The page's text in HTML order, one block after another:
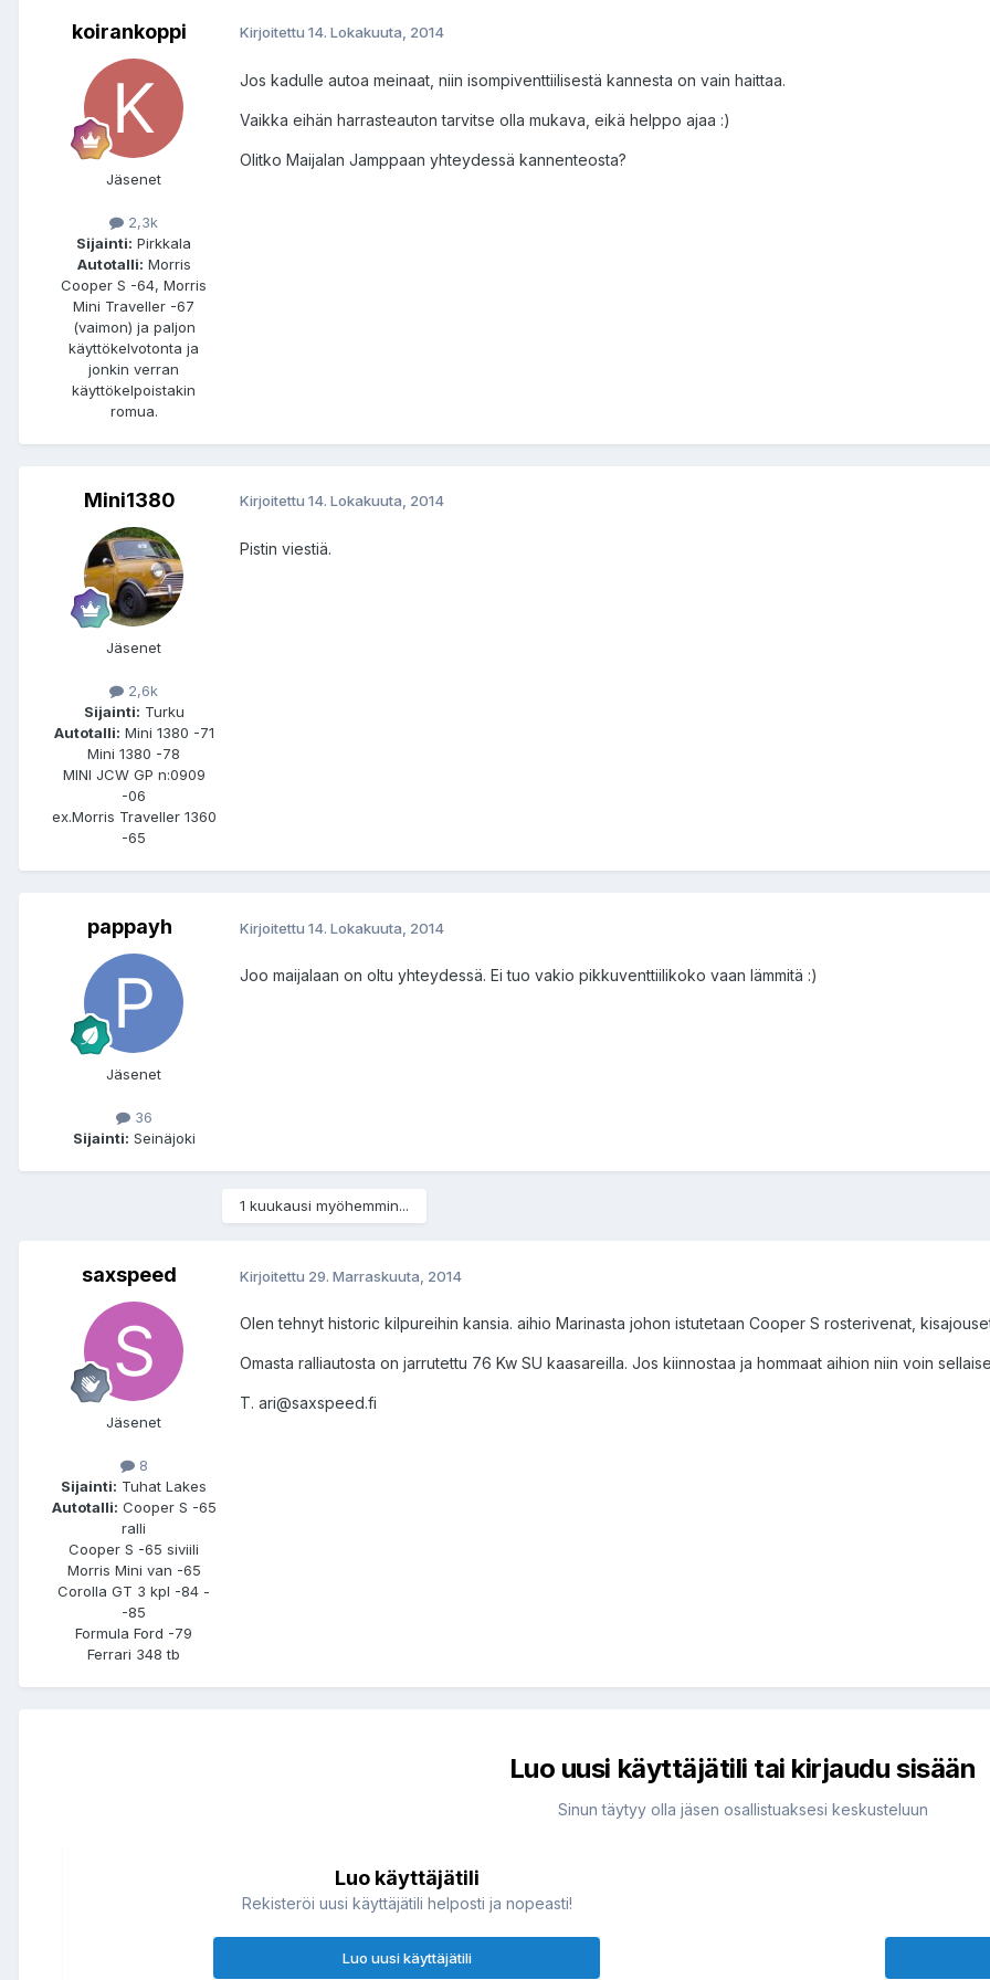
koirankoppi
Jäsenet
2,3k
Sijainti: Pirkkala
Autotalli: Morris
Cooper S -64, Morris
Mini Traveller -67
(vaimon) ja paljon
käyttökelvotonta ja
jonkin verran
käyttökelpoistakin
romua.
Kirjoitettu 14. Lokakuuta, 2014
Jos kadulle autoa meinaat, niin isompiventtiilisestä kannesta on vain haittaa.
Vaikka eihän harrasteauton tarvitse olla mukava, eikä helppo ajaa :)
Olitko Maijalan Jamppaan yhteydessä kannenteosta?
Mini1380
Jäsenet
2,6k
Sijainti: Turku
Autotalli: Mini 1380 -71
Mini 1380 -78
MINI JCW GP n:0909
-06
ex.Morris Traveller 1360
-65
Kirjoitettu 14. Lokakuuta, 2014
Pistin viestiä.
pappayh
Jäsenet
36
Sijainti: Seinäjoki
Kirjoitettu 14. Lokakuuta, 2014
Joo maijalaan on oltu yhteydessä. Ei tuo vakio pikkuventtiilikoko vaan lämmitä :)
1 kuukausi myöhemmin...
saxspeed
Jäsenet
8
Sijainti: Tuhat Lakes
Autotalli: Cooper S -65
ralli
Cooper S -65 siviili
Morris Mini van -65
Corolla GT 3 kpl -84 -
-85
Formula Ford -79
Ferrari 348 tb
Kirjoitettu 29. Marraskuuta, 2014
Olen tehnyt historic kilpureihin kansia. aihio Marinasta johon istutetaan Cooper S rosterivenat,
Omasta ralliautosta on jarrutettu 76 Kw SU kaasareilla. Jos kiinnostaa ja hommaat aihion niin voin
T. ari@saxspeed.fi
Luo uusi käyttäjätili tai kirjaudu sisään
Sinun täytyy olla jäsen osallistuaksesi keskusteluun
Luo käyttäjätili
Rekisteröi uusi käyttäjätili helposti ja nopeasti!
Luo uusi käyttäjätili